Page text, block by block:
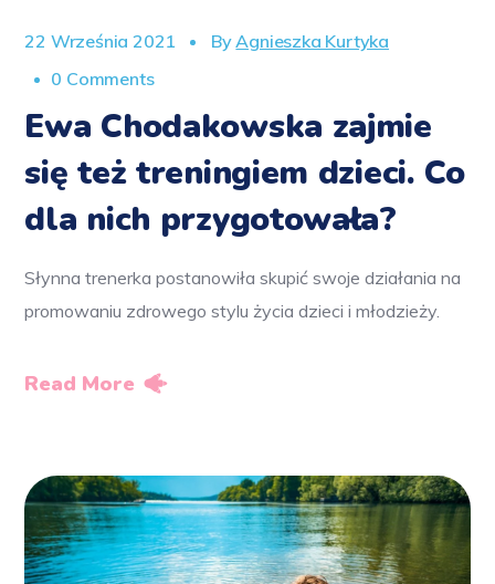
22 Września 2021 ByAgnieszka Kurtyka
0 Comments
Ewa Chodakowska zajmie
się też treningiem dzieci. Co
dla nich przygotowała?
Słynna trenerka postanowiła skupić swoje działania na
promowaniu zdrowego stylu życia dzieci i młodzieży.
Read More